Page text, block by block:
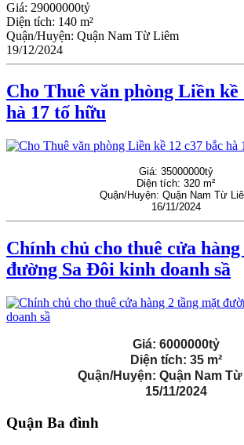
Giá: 29000000tỷ
Diện tích: 140 m²
Quận/Huyện: Quận Nam Từ Liêm
19/12/2024
Cho Thuê văn phòng Liền kề
hà 17 tố hữu
Giá: 35000000tỷ
Diện tích: 320 m²
Quận/Huyện: Quận Nam Từ
16/11/2024
Chính chủ cho thuê cửa
đường Sa Đôi kinh doanh sầ
Giá: 6000000tỷ
Diện tích: 35 m²
Quận/Huyện: Quận Nam
15/11/2024
Quận Ba đình